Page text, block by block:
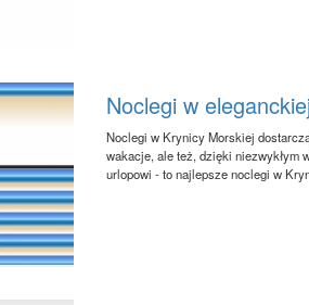
Noclegi w
Noclegi w Krynicy Morskiej
wakacje, ale też, dzięki niezwykłym
urlopowi - to najlepsze noclegi w